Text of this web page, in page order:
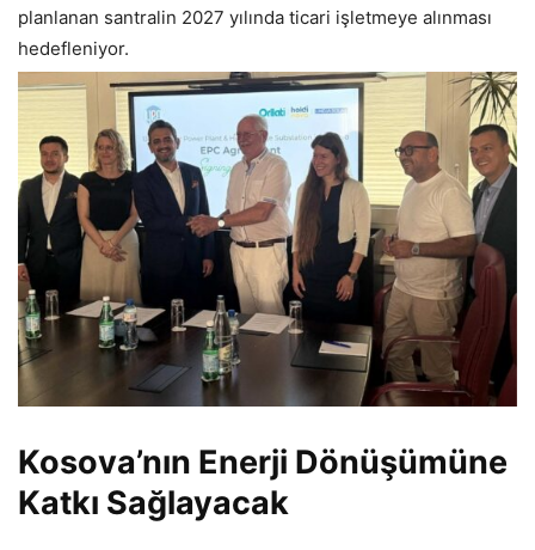
planlanan santralin 2027 yılında ticari işletmeye alınması
hedefleniyor.
Kosova’nın Enerji Dönüşümüne
Katkı Sağlayacak